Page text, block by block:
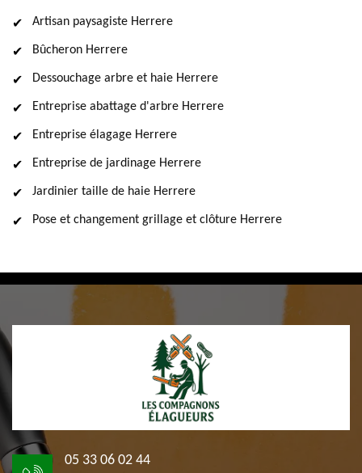
Artisan paysagiste Herrere
Bûcheron Herrere
Dessouchage arbre et haie Herrere
Entreprise abattage d'arbre Herrere
Entreprise élagage Herrere
Entreprise de jardinage Herrere
Jardinier taille de haie Herrere
Pose et changement grillage et clôture Herrere
05 33 06 02 44